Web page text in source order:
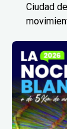
Ciudad